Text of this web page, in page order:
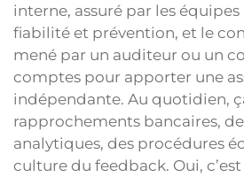
interne, assuré par les
fiabilité et prévention, et le
mené par un auditeur ou un
comptes pour apporter une
indépendante. Au quotidien,
rapprochements bancaires,
analytiques, des procédures
culture du feedback. Oui,